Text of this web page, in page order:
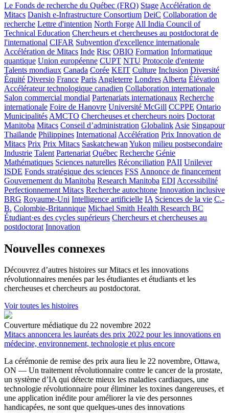
Le Fonds de recherche du Québec (FRQ) Stage Accélération de
Mitacs Danish e-Infrastructure Consortium DeiC Collaboration de
recherche Lettre d'intention North Forge All India Council of
Technical Education Chercheurs et chercheuses au postdoctorat de
l'international CIFAR Subvention d'excellence internationale
Accélération de Mitacs Inde Risc OBIO Formation Informatique
quantique Union européenne CUPT NTU Protocole d'entente
Talents mondiaux Canada Corée KEIT Culture Inclusion Diversité
Équité Diversio France Paris Angleterre Londres Alberta Élévation
Accélérateur technologique canadien Collaboration internationale
Salon commercial mondial Partenariats internationaux Recherche
internationale Foire de Hanovre Université McGill CCPPE Ontario
Municipalités AMCTO Chercheuses et chercheurs noirs Doctorat
Manitoba Mitacs Conseil d’administration Globalink Asie Singapour
Thaïlande Philippines International Accélération Prix Innovation de
Mitacs Prix Prix Mitacs Saskatchewan Yukon milieu postsecondaire
Industrie Talent Partenariat Québec Recherche Génie
Mathématiques Sciences naturelles Réconciliation PAII Unilever
ISDE Fonds stratégique des sciences FSS Annonce de financement
Gouvernement du Manitoba Research Manitoba EDI Accessibilité
Perfectionnement Mitacs Recherche autochtone Innovation inclusive
BRG Royaume-Uni Intelligence artificielle IA Sciences de la vie C.-
B. Colombie-Britannique Michael Smith Health Research BC
Étudiant·es des cycles supérieurs Chercheurs et chercheuses au
postdoctorat Innovation
Nouvelles connexes
Découvrez d’autres histoires sur Mitacs et les innovations
révolutionnaires menées par les étudiantes et étudiants et les
chercheuses et chercheurs au postdoctorat.
Voir toutes les histoires
Couverture médiatique du 22 novembre 2022
Mitacs annoncera les lauréats des prix 2022 pour les innovations en
médecine, environnement, technologie et plus encore
La cérémonie de remise des prix aura lieu le 22 novembre, Ottawa,
ON — Un traitement révolutionnaire contre le cancer de la prostate,
un système d’IA qui détecte mieux les maladies cardiaques, une
technologie révolutionnaire pour éliminer les toxines dangereuses, et
une application inédite pour améliorer la vie des personnes
handicapées, ne sont que quelques-unes des innovations